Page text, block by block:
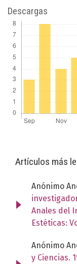
Descargas
Artículos más
Anónimo
Anales del
Estéticas:
Anónimo
y Ciencias.